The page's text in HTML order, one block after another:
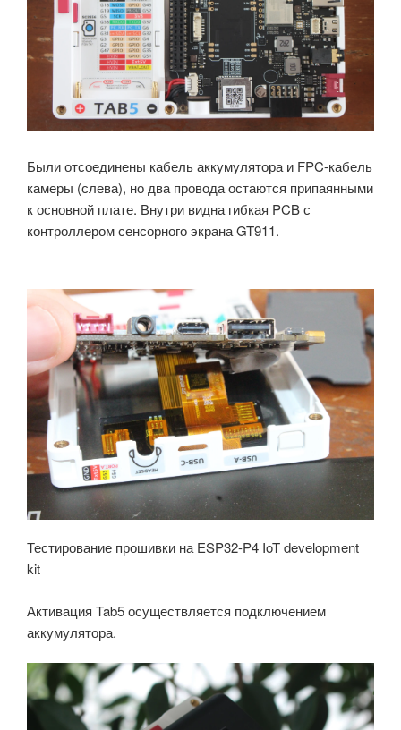
Были отсоединены кабель аккумулятора и FPC-кабель
камеры (слева), но два провода остаются припаянными
к основной плате. Внутри видна гибкая PCB с
контроллером сенсорного экрана GT911.
Тестирование прошивки на ESP32-P4 IoT development
kit
Активация Tab5 осуществляется подключением
аккумулятора.